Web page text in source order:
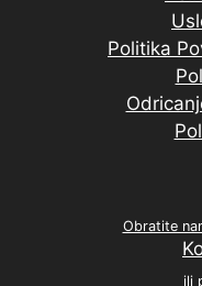
Politika
Obratite
ili